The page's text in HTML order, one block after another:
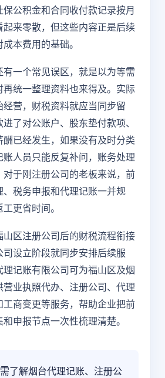
公积金和合同收付款记录按月
起来零散，但这些内容正是后续
本费用的基础。
有一个常见误区，就是以为等需
再统一整理资料也来得及。实际
经营，财税资料就应当同步留
了对公账户、股东垫付款项、
酬已经发生，如果没有及时分类
账人员只能反复补问，账务处理
对于刚注册公司的老板来说，前
、税务申报和代理记账一并规
更省时间。
山区注册公司后的财税流程衔接
司设立阶段就同步安排后续服
理记账有限公司可为福山区及烟
营业执照代办、注册公司、代理
工商变更等服务，帮助企业把前
申报节点一次性梳理清楚。
了解烟台代理记账、注册公